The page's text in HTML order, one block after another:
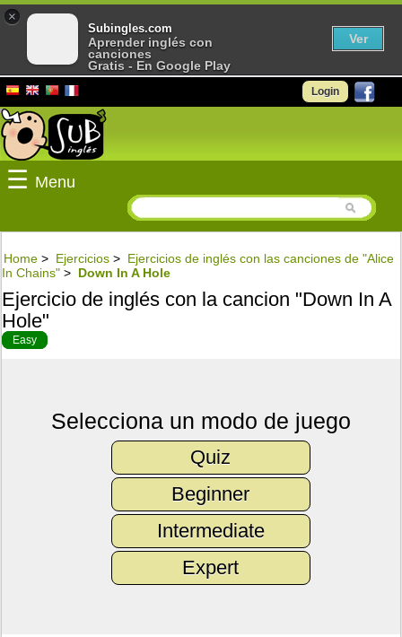
Login
☰ Menu
Home > Ejercicios > Ejercicios de inglés con las canciones de "Alice
In Chains" > Down In A Hole
Ejercicio de inglés con la cancion "Down In A
Hole"
Easy
Selecciona un modo de juego
Quiz
Beginner
Intermediate
Expert
×
Subingles.com
Aprender inglés con
canciones
Gratis - En Google Play
Ver